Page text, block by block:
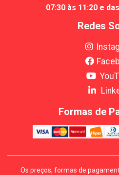
07:30 às 11:20 e
Redes
Formas de
Os preços, formas de